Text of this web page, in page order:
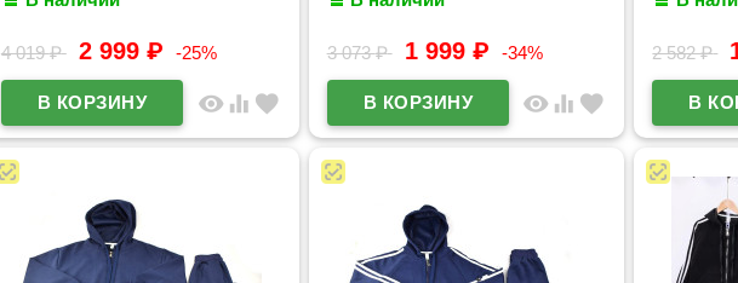
4 019₽ 2 999 ₽ -25%
visibility equalizer favorite
3 073₽ 1 999 ₽ -34%
visibility equalizer favorite
2 582₽